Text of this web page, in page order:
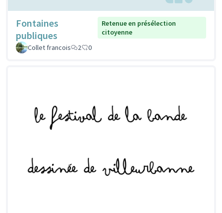
Fontaines
publiques
Retenue en présélection
citoyenne
Collet francois
2 0